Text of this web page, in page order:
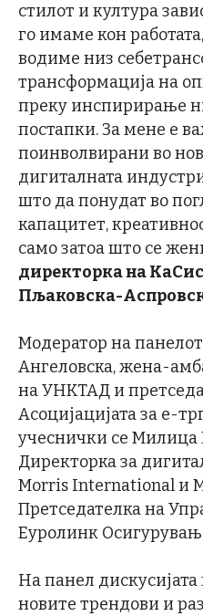
стилот и култура
го имаме кон
водиме низ
трансформација на
преку инспирирање
постапки. За мене е
поинволвирани во
дигиталната
што да понудат во
капацитет,
само затоа што се
директорка на
Пљаковска-
Модератор на
Ангеловска, жена-
на УНКТАД и
Асоцијацијата за е-
учеснички се Милица
Директорка за
Morris International и
Претседателка на
Еуролинк
На панел дискусијата
новите трендови и